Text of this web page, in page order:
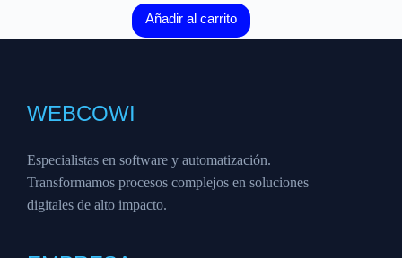
Añadir al carrito
WEBCOWI
Especialistas en software y automatización.
Transformamos procesos complejos en soluciones
digitales de alto impacto.